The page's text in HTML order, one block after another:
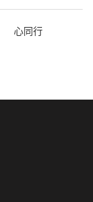
心同行